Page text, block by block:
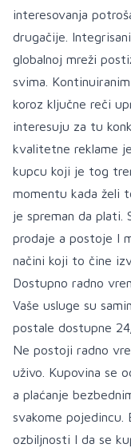
interesovanja
drugačije.
globalnoj mreži
svima.
koroz ključne reči
interesuju za tu
kvalitetne reklame
kupcu koji je tog
momentu kada želi
je spreman da
prodaje a postoje I
načini koji to čine
Dostupno radno
Vaše usluge su
postale dostupne
Ne postoji radno
uživo. Kupovina se
a plaćanje
svakome
ozbiljnosti I da se